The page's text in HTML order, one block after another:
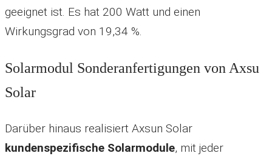
geeignet ist. Es hat 200 Watt und einen
Wirkungsgrad von 19,34 %.
Solarmodul Sonderanfertigungen von Axsu
Solar
Darüber hinaus realisiert Axsun Solar
kundenspezifische Solarmodule, mit jeder